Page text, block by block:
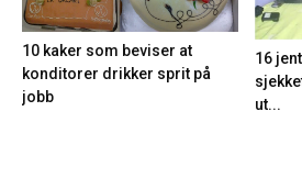
10 kaker som beviser at
konditorer drikker sprit på
jobb
16
ut...